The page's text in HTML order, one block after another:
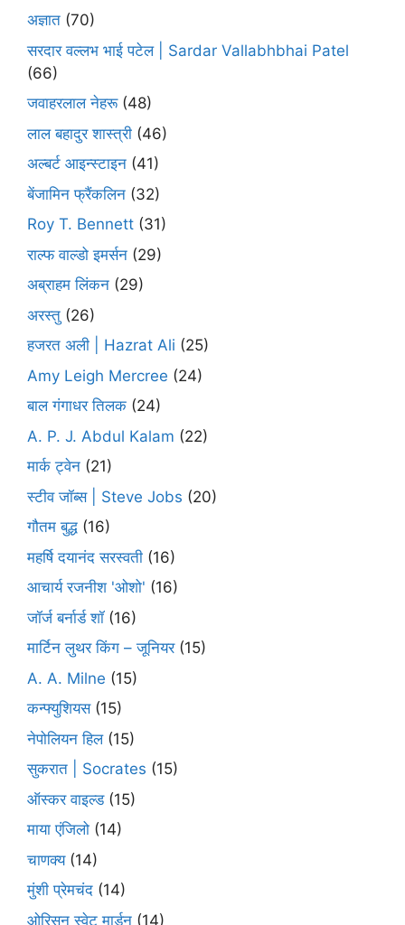
अज्ञात (70)
सरदार वल्लभ भाई पटेल | Sardar Vallabhbhai Patel
(66)
जवाहरलाल नेहरू(48)
लाल बहादुर शास्त्री (46)
अल्बर्ट आइन्स्टाइन (41)
बेंजामिन फ्रैंकलिन (32)
Roy T. Bennett (31)
राल्फ वाल्डो इमर्सन (29)
अब्राहम लिंकन (29)
अरस्तु (26)
हजरत अली | Hazrat Ali (25)
Amy Leigh Mercree (24)
बाल गंगाधर तिलक (24)
A. P. J. Abdul Kalam (22)
मार्क ट्वेन (21)
स्टीव जॉब्स | Steve Jobs (20)
गौतम बुद्ध (16)
महर्षि दयानंद सरस्वती (16)
आचार्य रजनीश 'ओशो' (16)
जॉर्ज बर्नार्ड शॉ(16)
मार्टिन लुथर किंग – जूनियर(15)
A. A. Milne (15)
कन्फ्युशियस(15)
नेपोलियन हिल(15)
सुकरात | Socrates (15)
ऑस्कर वाइल्ड(15)
माया एंजिलो (14)
चाणक्य(14)
मुंशी प्रेमचंद (14)
ओरिसन स्‍वेट मार्डन (14)